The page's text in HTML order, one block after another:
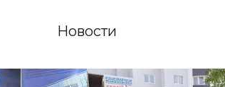
Новости